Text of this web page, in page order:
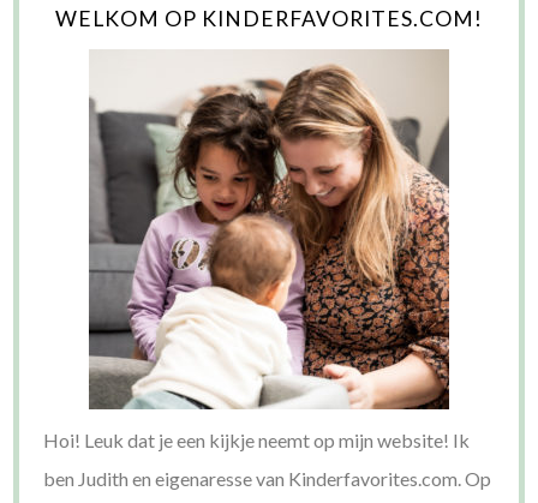
WELKOM OP KINDERFAVORITES.COM!
Hoi! Leuk dat je een kijkje neemt op mijn website! Ik
ben Judith en eigenaresse van Kinderfavorites.com. Op